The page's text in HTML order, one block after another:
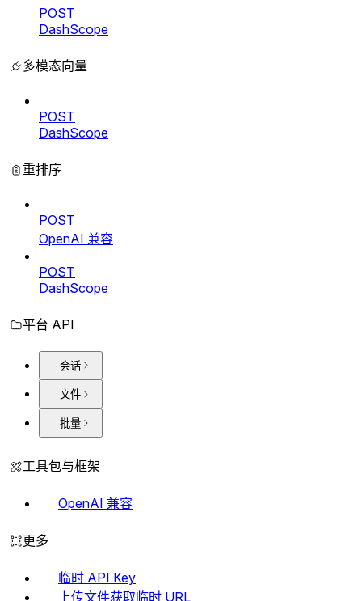
POST
DashScope
多模态向量
POST
DashScope
重排序
POST
OpenAI 兼容
POST
DashScope
平台 API
会话
文件
批量
工具包与框架
OpenAI 兼容
更多
临时 API Key
上传文件获取临时 URL